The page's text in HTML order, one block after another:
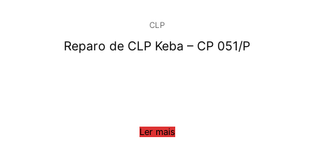
CLP
Reparo de CLP Keba – CP 051/P
Ler mais